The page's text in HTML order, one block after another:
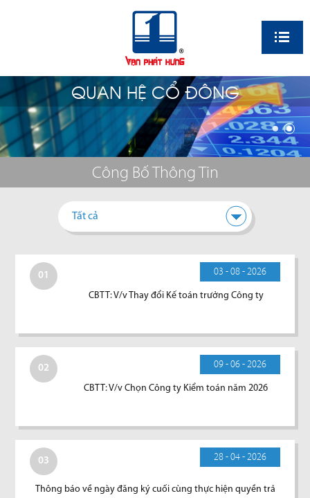
QUAN HỆ CỔ ĐÔNG
Công Bố Thông Tin
Tất cả
01 03 - 08 - 2026
CBTT: V/v Thay đổi Kế toán trưởng Công ty
02 09 - 06 - 2026
CBTT: V/v Chọn Công ty Kiểm toán năm 2026
03 28 - 04 - 2026
Thông báo về ngày đăng ký cuối cùng thực hiện quyền trả